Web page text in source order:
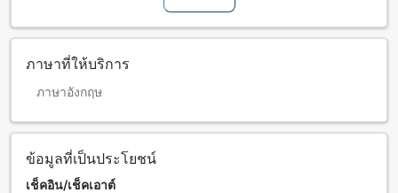
ภาษาที่ให้บริการ
ภาษาอังกฤษ
ข้อมูลที่เป็นประโยชน์
เช็คอิน/เช็คเอาต์